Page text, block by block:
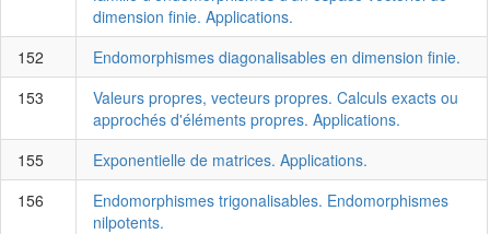
dimension finie. Applications.
152
Endomorphismes diagonalisables en dimension finie.
153
Valeurs propres, vecteurs propres. Calculs exacts ou
approchés d'éléments propres. Applications.
155
Exponentielle de matrices. Applications.
156
Endomorphismes trigonalisables. Endomorphismes
nilpotents.